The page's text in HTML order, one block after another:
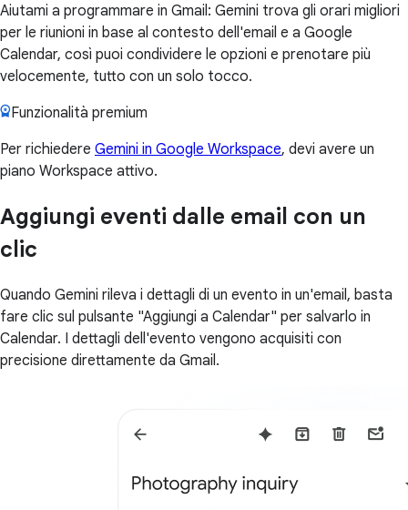
Aiutami a programmare in Gmail: Gemini trova gli orari migliori
per le riunioni in base al contesto dell'email e a Google
Calendar, così puoi condividere le opzioni e prenotare più
velocemente, tutto con un solo tocco.
Funzionalità premium
Per richiedere Gemini in Google Workspace, devi avere un
piano Workspace attivo.
Aggiungi eventi dalle email con un
clic
Quando Gemini rileva i dettagli di un evento in un'email, basta
fare clic sul pulsante "Aggiungi a Calendar" per salvarlo in
Calendar. I dettagli dell'evento vengono acquisiti con
precisione direttamente da Gmail.